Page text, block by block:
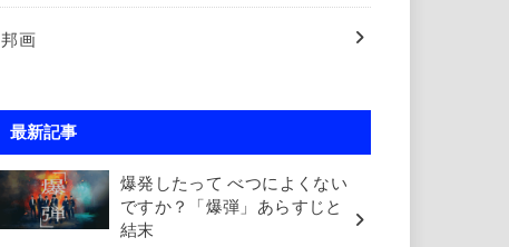
邦画
最新記事
爆発したって べつによくない
ですか？「爆弾」あらすじと
結末